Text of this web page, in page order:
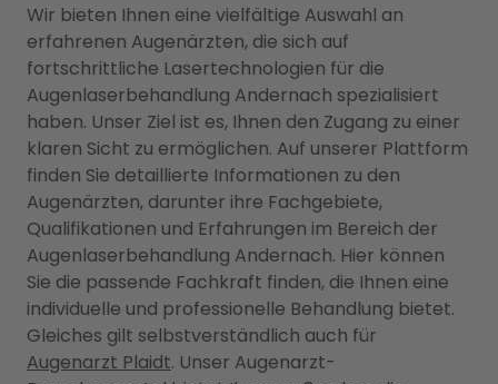
Wir bieten Ihnen eine vielfältige Auswahl an
erfahrenen Augenärzten, die sich auf
fortschrittliche Lasertechnologien für die
Augenlaserbehandlung Andernach spezialisiert
haben. Unser Ziel ist es, Ihnen den Zugang zu einer
klaren Sicht zu ermöglichen. Auf unserer Plattform
finden Sie detaillierte Informationen zu den
Augenärzten, darunter ihre Fachgebiete,
Qualifikationen und Erfahrungen im Bereich der
Augenlaserbehandlung Andernach. Hier können
Sie die passende Fachkraft finden, die Ihnen eine
individuelle und professionelle Behandlung bietet.
Gleiches gilt selbstverständlich auch für
Augenarzt Plaidt. Unser Augenarzt-